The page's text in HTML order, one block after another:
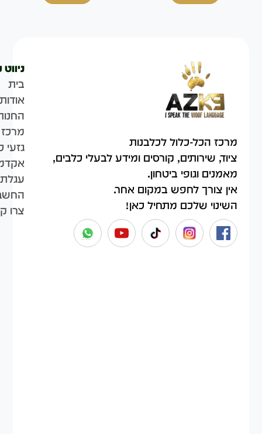
מרכז הכל-כלול לכלבנות
ציוד, שירותים, קורסים ומידע לבעלי כלבים,
מאמנים וגופי ביטחון.
אין צורך לחפש במקום אחר.
השינוי שלכם מתחיל כאן!
בית
אודות
גזעי
עגלת
צרו